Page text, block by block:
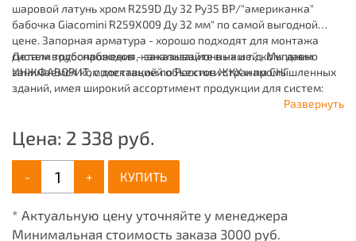
шаровой латунь хром R259D Ду 32 Ру35 ВР/"американка"
бабочка Giacomini R259X009 Ду 32 мм" по самой выгодной
цене. Запорная арматура - хорошо подходят для монтажа
систем водоснабжения, канализационных и т.д. Мы давно
занимаемся комплектацией объектов ЖКХ и промышленных
зданий, имея широкий ассортимент продукции для систем:
отопления, водоснабжения, канализации и пожаротушения.
Детали трубопроводов - заказывайте в нашей компании
ИНЖФАВОРИТ, с доставкой по России и странам СНГ.
Развернуть
Цена: 2 338 руб.
- + КУПИТЬ
* Актуальную цену уточняйте у менеджера
Минимальная стоимость заказа 3000 руб.